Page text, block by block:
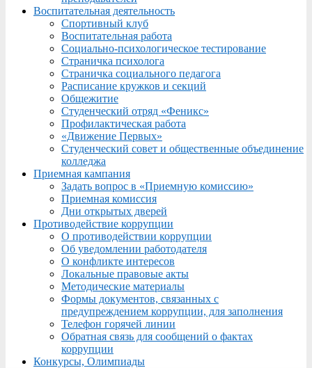
Воспитательная деятельность
Спортивный клуб
Воспитательная работа
Социально-психологическое тестирование
Страничка психолога
Страничка социального педагога
Расписание кружков и секций
Общежитие
Студенческий отряд «Феникс»
Профилактическая работа
«Движение Первых»
Студенческий совет и общественные объединение
колледжа
Приемная кампания
Задать вопрос в «Приемную комиссию»
Приемная комиссия
Дни открытых дверей
Противодействие коррупции
О противодействии коррупции
Об уведомлении работодателя
О конфликте интересов
Локальные правовые акты
Методические материалы
Формы документов, связанных с
предупреждением коррупции, для заполнения
Телефон горячей линии
Обратная связь для сообщений о фактах
коррупции
Конкурсы, Олимпиады